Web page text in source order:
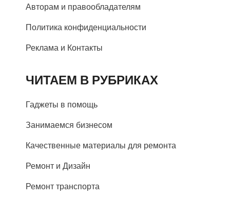
Авторам и правообладателям
Политика конфиденциальности
Реклама и Контакты
ЧИТАЕМ В РУБРИКАХ
Гаджеты в помощь
Занимаемся бизнесом
Качественные материалы для ремонта
Ремонт и Дизайн
Ремонт транспорта